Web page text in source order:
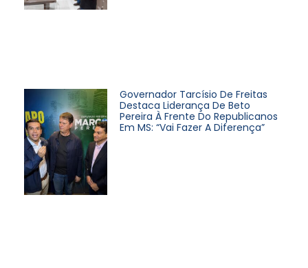
Governador Tarcísio De Freitas
Destaca Liderança De Beto
Pereira À Frente Do Republicanos
Em MS: “Vai Fazer A Diferença”